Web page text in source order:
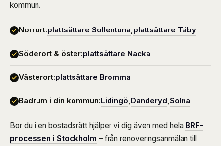
kommun.
Norrort:plattsättare Sollentuna,plattsättare Täby
Söderort & öster:plattsättare Nacka
Västerort:plattsättare Bromma
Badrum i din kommun:Lidingö,Danderyd,Solna
Bor du i en bostadsrätt hjälper vi dig även med hela BRF-
processen i Stockholm – från renoveringsanmälan till